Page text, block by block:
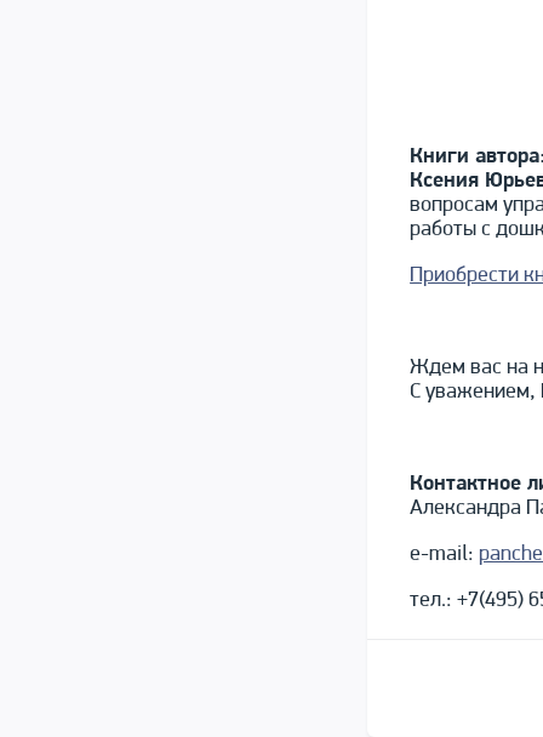
Книги
Ксения
вопросам
работы с
Приобрести
Ждем вас на
С уважением,
Контактное
Александра
е-mail:
тел.: +7(495)